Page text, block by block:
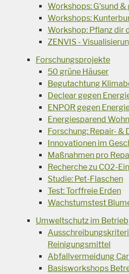
Workshops: G'sund
Workshops:
Workshop: Pflanz dir
ZENVIS -
Forschungsprojekte
50 grüne Häuser
Begutachtung
Declear gegen
ENPOR gegen
Energiesparend
Forschung: Repair- &
Innovationen im
Maßnahmen pro
Recherche zu CO2-
Studie: Pet-Flaschen
Test: Torffreie Erden
Wachstumstest
Umweltschutz im Betrieb
Reinigungsmittel
Abfallvermeidung
Basisworkshops